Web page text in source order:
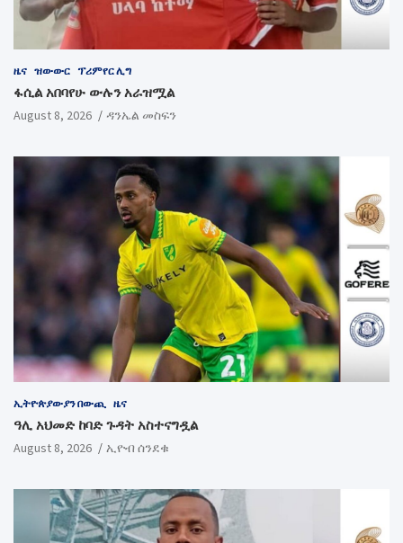
ዜና ዝውውር ፕሪምየር ሊግ
ፋሲል አበባየሁ ውሉን አራዝሟል
August 8, 2026 ዳንኤል መስፍን
ኢትዮጵያውያን በውጪ ዜና
ዓሊ አህመድ ከባድ ጉዳት አስተናግዷል
August 8, 2026 ኢዮብ ሰንደቁ